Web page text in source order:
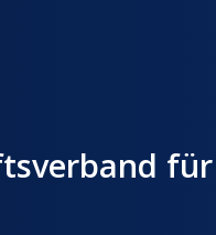
für